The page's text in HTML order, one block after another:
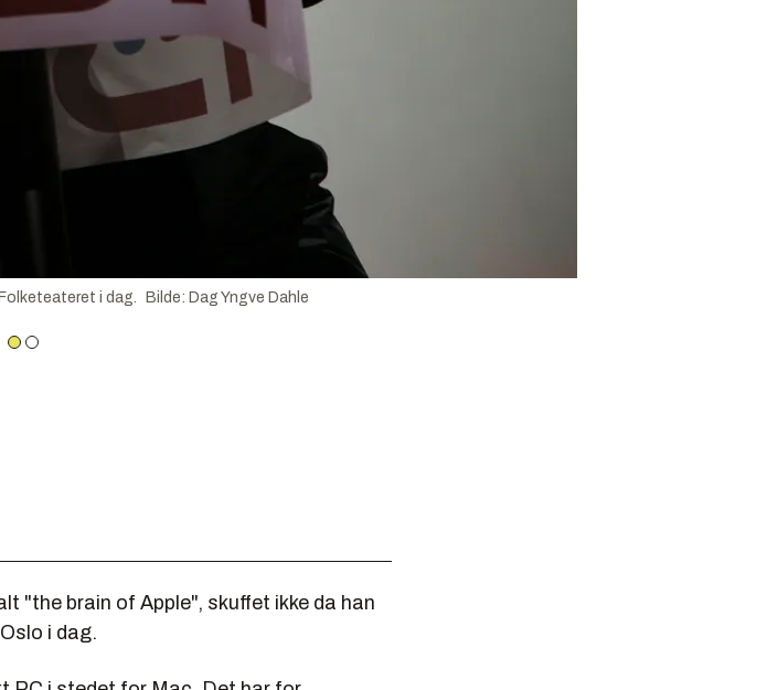
i dag. Bilde: Dag Yngve Dahle
"the brain of Apple", skuffet ikke da han
i dag.